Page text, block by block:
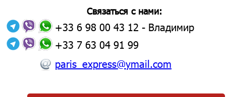
Связаться с нами:
+33 6 98 00 43 12 - Владимир
+33 7 63 04 91 99
paris_express@ymail.com